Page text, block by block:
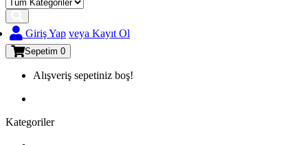
Giriş Yap veya Kayıt Ol
Sepetim 0
Alışveriş sepetiniz boş!
Kategoriler